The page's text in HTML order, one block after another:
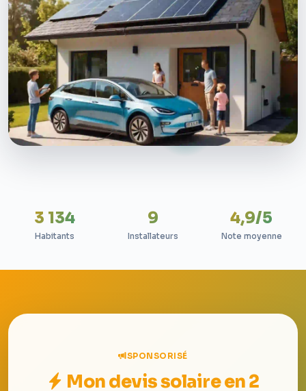
3 134
Habitants
9
Installateurs
4,9/5
Note moyenne
SPONSORISÉ
Mon devis solaire en 2